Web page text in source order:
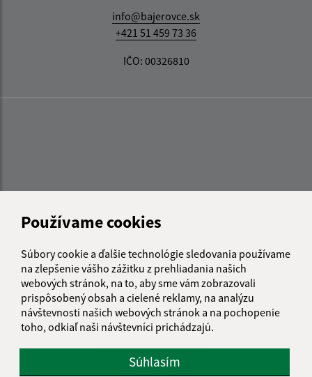
Používame cookies
Súbory cookie a ďalšie technológie sledovania používame
na zlepšenie vášho zážitku z prehliadania našich
webových stránok, na to, aby sme vám zobrazovali
prispôsobený obsah a cielené reklamy, na analýzu
návštevnosti našich webových stránok a na pochopenie
toho, odkiaľ naši návštevníci prichádzajú.
Súhlasím
info@bajerovce.sk
+421 51 459 73 36
IČO: 00326810
Informácie o stránke:
Vyhlásenie o prístupnosti
Autorské práva